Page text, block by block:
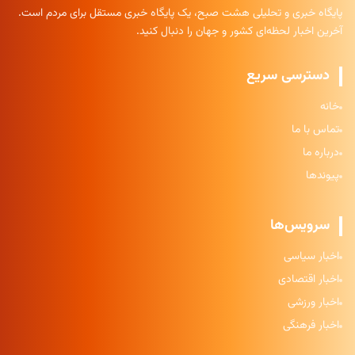
پایگاه خبری و تحلیلی هشت صبح، یک پایگاه خبری مستقل برای مردم است.
آخرین اخبار لحظه‌ای کشور و جهان را دنبال کنید.
دسترسی سریع
خانه
تماس با ما
درباره ما
پیوندها
سرویس‌ها
اخبار سیاسی
اخبار اقتصادی
اخبار ورزشی
اخبار فرهنگی